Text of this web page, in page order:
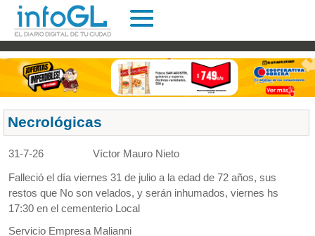
Necrológicas
31-7-26 Víctor Mauro Nieto
Falleció el día viernes 31 de julio a la edad de 72 años, sus
restos que No son velados, y serán inhumados, viernes hs
17:30 en el cementerio Local
Servicio Empresa Malianni